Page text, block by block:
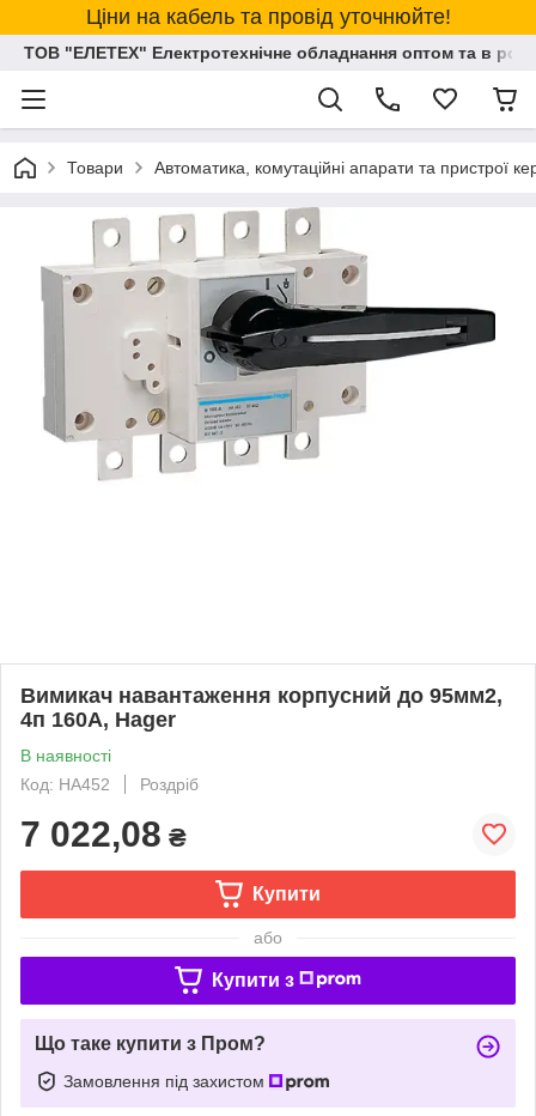
Ціни на кабель та провід уточнюйте!
ТОВ "ЕЛЕТЕХ" Електротехнічне обладнання оптом та в
Товари Автоматика, комутаційні апарати та пристрої
Вимикач навантаження корпусний до 95мм2,
4п 160А, Hager
В наявності
Код: HA452
Роздріб
7 022,08 ₴
Купити
або
Купити з
Що таке купити з Пром?
Замовлення під захистом